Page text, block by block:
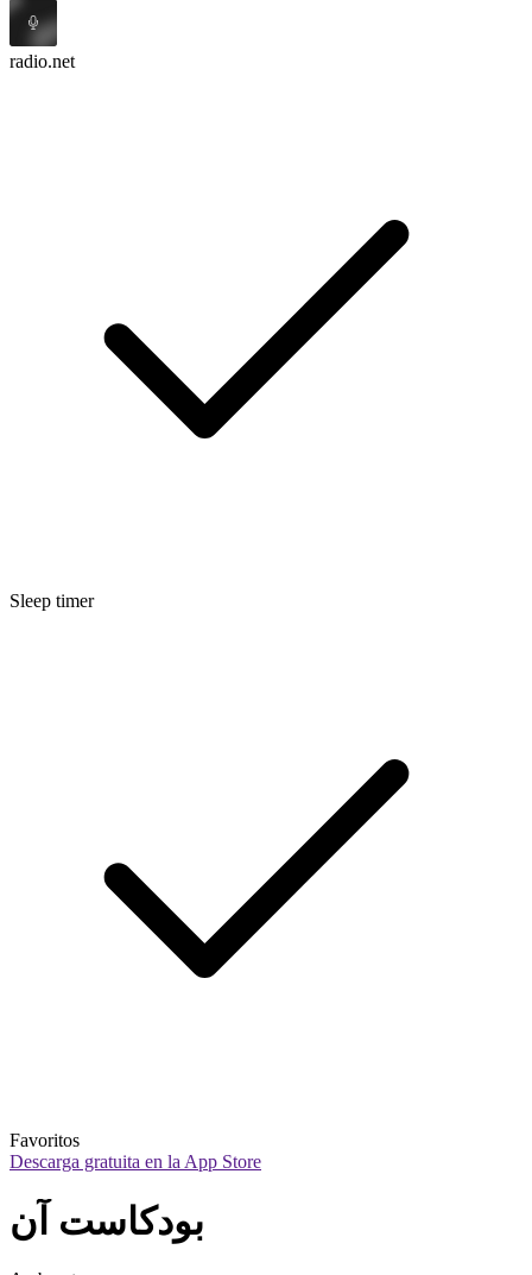
radio.net
Sleep timer
Favoritos
Descarga gratuita en la App Store
بودكاست آن